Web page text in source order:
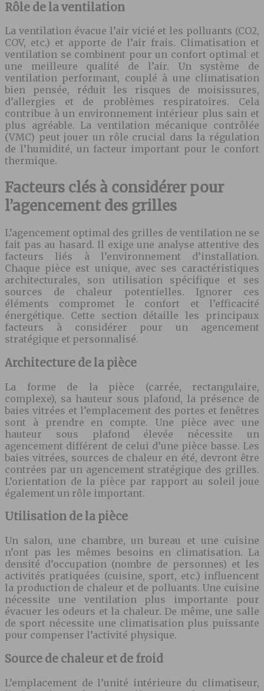
Rôle de la ventilation
La ventilation évacue l’air vicié et les polluants (CO2,
COV, etc.) et apporte de l’air frais. Climatisation et
ventilation se combinent pour un confort optimal et
une meilleure qualité de l’air. Un système de
ventilation performant, couplé à une climatisation
bien pensée, réduit les risques de moisissures,
d’allergies et de problèmes respiratoires. Cela
contribue à un environnement intérieur plus sain et
plus agréable. La ventilation mécanique contrôlée
(VMC) peut jouer un rôle crucial dans la régulation
de l’humidité, un facteur important pour le confort
thermique.
Facteurs clés à considérer pour
l’agencement des grilles
L’agencement optimal des grilles de ventilation ne se
fait pas au hasard. Il exige une analyse attentive des
facteurs liés à l’environnement d’installation.
Chaque pièce est unique, avec ses caractéristiques
architecturales, son utilisation spécifique et ses
sources de chaleur potentielles. Ignorer ces
éléments compromet le confort et l’efficacité
énergétique. Cette section détaille les principaux
facteurs à considérer pour un agencement
stratégique et personnalisé.
Architecture de la pièce
La forme de la pièce (carrée, rectangulaire,
complexe), sa hauteur sous plafond, la présence de
baies vitrées et l’emplacement des portes et fenêtres
sont à prendre en compte. Une pièce avec une
hauteur sous plafond élevée nécessite un
agencement différent de celui d’une pièce basse. Les
baies vitrées, sources de chaleur en été, devront être
contrées par un agencement stratégique des grilles.
L’orientation de la pièce par rapport au soleil joue
également un rôle important.
Utilisation de la pièce
Un salon, une chambre, un bureau et une cuisine
n’ont pas les mêmes besoins en climatisation. La
densité d’occupation (nombre de personnes) et les
activités pratiquées (cuisine, sport, etc.) influencent
la production de chaleur et de polluants. Une cuisine
nécessite une ventilation plus importante pour
évacuer les odeurs et la chaleur. De même, une salle
de sport nécessite une climatisation plus puissante
pour compenser l’activité physique.
Source de chaleur et de froid
L’emplacement de l’unité intérieure du climatiseur,